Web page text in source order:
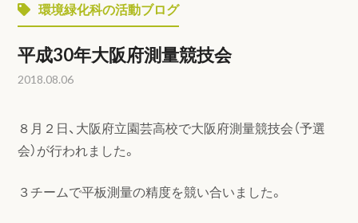
環境緑化科の活動ブログ
平成30年大阪府測量競技会
2018.08.06
８月２日、大阪府立園芸高校で大阪府測量競技会（予選
会）が行われました。
３チームで平板測量の精度を競い合いました。